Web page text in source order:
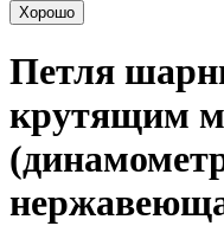
Хорошо
Петля
крутящим